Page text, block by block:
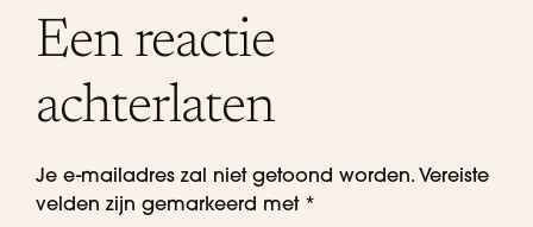
Een reactie
achterlaten
Je e-mailadres zal niet getoond worden. Vereiste
velden zijn gemarkeerd met *